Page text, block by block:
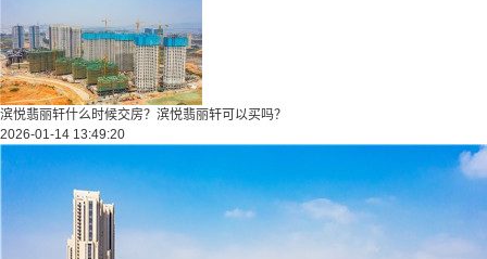
滨悦翡丽轩什么时候交房？滨悦翡丽轩可以买吗？
2026-01-14 13:49:20